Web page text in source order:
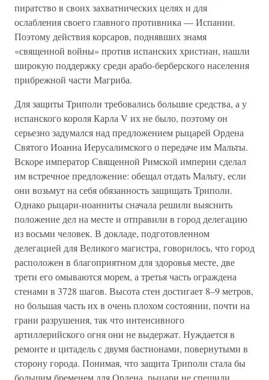
пиратство в своих захватнических целях и для
ослабления своего главного противника — Испании.
Поэтому действия корсаров, поднявших знамя
«священной войны» против испанских христиан, нашли
широкую поддержку среди арабо-берберского населения
прибрежной части Магриба.
Для защиты Триполи требовались большие средства, а у
испанского короля Карла V их не было, поэтому он
серьезно задумался над предложением рыцарей Ордена
Святого Иоанна Иерусалимского о передаче им Мальты.
Вскоре император Священной Римской империи сделал
им встречное предложение: обещал отдать Мальту, если
они возьмут на себя обязанность защищать Триполи.
Однако рыцари-иоанниты сначала решили выяснить
положение дел на месте и отправили в город делегацию
из восьми человек. В докладе, подготовленном
делегацией для Великого магистра, говорилось, что город
расположен в благоприятном для здоровья месте, две
трети его омываются морем, а третья часть ограждена
стенами в 3728 шагов. Высота стен достигает 8–9 метров,
но большая часть их в очень плохом состоянии, почти на
грани разрушения, так что интенсивного
артиллерийского огня они не выдержат. Нуждается в
ремонте и цитадель с двумя бастионами, повернутыми в
сторону города. Понимая, что защита Триполи стала бы
большим бременем для Ордена, рыцари не спешили